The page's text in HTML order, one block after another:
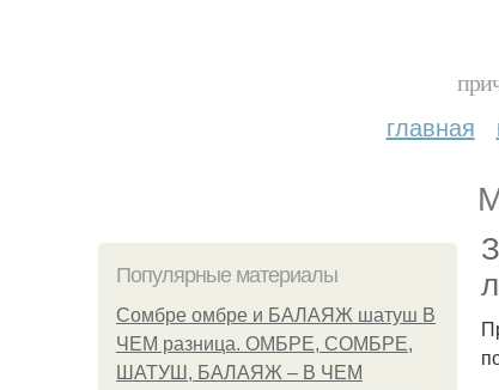
главная
Популярные материалы
Сомбре омбре и БАЛАЯЖ шатуш В
ЧЕМ разница. ОМБРЕ, СОМБРЕ,
ШАТУШ, БАЛАЯЖ – В ЧЕМ